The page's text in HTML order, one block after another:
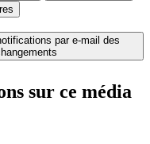
par e-mail des
sur ce média